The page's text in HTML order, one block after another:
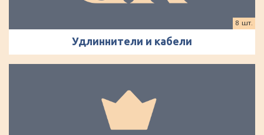
Удлиннители и кабели
8 шт.